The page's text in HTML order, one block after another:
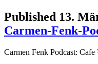
Published 13.
Carmen-Fenk-
Carmen Fenk Podcast: Cafe